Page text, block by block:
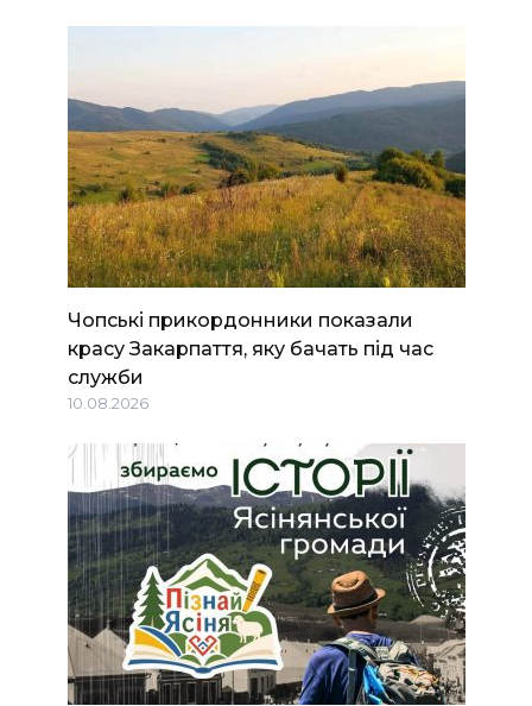
Чопські прикордонники показали
красу Закарпаття, яку бачать під час
служби
10.08.2026